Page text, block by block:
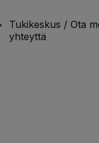
Tukikeskus / Ota
yhteyttä